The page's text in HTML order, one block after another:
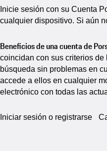
Inicie sesión con su Cuenta
cualquier dispositivo. Si aún
Beneficios de una cuenta de
coincidan con sus criterios
búsqueda sin problemas en
accede a ellos en cualquier
electrónico con todas las
Iniciar sesión o registrarse